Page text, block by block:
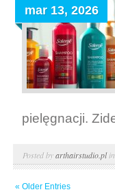
mar 13, 2026
pielęgnacji.
Posted byarthairstudio.plin
« Older Entries